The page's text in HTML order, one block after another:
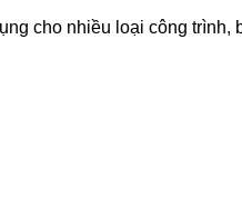
cho nhiều loại công trình,